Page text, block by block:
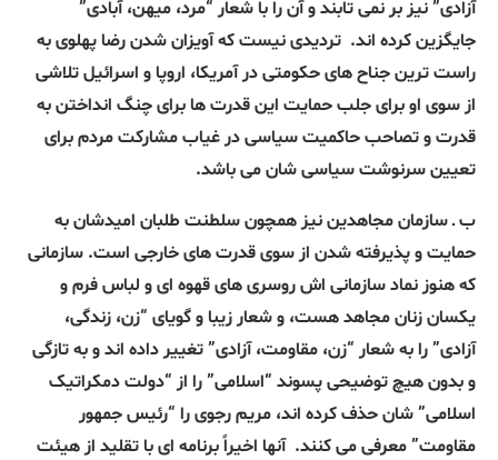
آزادی” نیز بر نمی تابند و آن را با شعار “مرد، میهن، آبادی”
جایگزین کرده اند. تردیدی نیست که آویزان شدن رضا پهلوی به
راست ترین جناح های حکومتی در آمریکا، اروپا و اسرائیل تلاشی
از سوی او برای جلب حمایت این قدرت ها برای چنگ انداختن به
قدرت و تصاحب حاکمیت سیاسی در غیاب مشارکت مردم برای
تعیین سرنوشت سیاسی شان می باشد.
ب ـ سازمان مجاهدین نیز همچون سلطنت طلبان امیدشان به
حمایت و پذیرفته شدن از سوی قدرت های خارجی است. سازمانی
که هنوز نماد سازمانی اش روسری های قهوه ای و لباس فرم و
یکسان زنان مجاهد هست، و شعار زیبا و گویای “زن، زندگی،
آزادی” را به شعار “زن، مقاومت، آزادی” تغییر داده اند و به تازگی
و بدون هیچ توضیحی پسوند “اسلامی” را از “دولت دمکراتیک
اسلامی” شان حذف کرده اند، مریم رجوی را “رئیس جمهور
مقاومت” معرفی می کنند. آنها اخیراً برنامه ای با تقلید از هیئت